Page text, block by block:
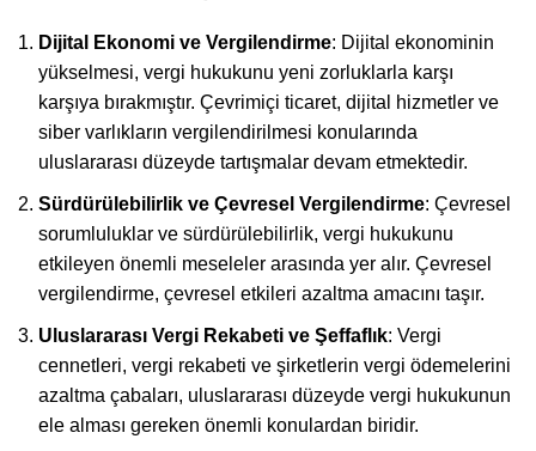
Dijital Ekonomi ve Vergilendirme: Dijital ekonominin
yükselmesi, vergi hukukunu yeni zorluklarla karşı
karşıya bırakmıştır. Çevrimiçi ticaret, dijital hizmetler ve
siber varlıkların vergilendirilmesi konularında
uluslararası düzeyde tartışmalar devam etmektedir.
Sürdürülebilirlik ve Çevresel Vergilendirme: Çevresel
sorumluluklar ve sürdürülebilirlik, vergi hukukunu
etkileyen önemli meseleler arasında yer alır. Çevresel
vergilendirme, çevresel etkileri azaltma amacını taşır.
Uluslararası Vergi Rekabeti ve Şeffaflık: Vergi
cennetleri, vergi rekabeti ve şirketlerin vergi ödemelerini
azaltma çabaları, uluslararası düzeyde vergi hukukunun
ele alması gereken önemli konulardan biridir.